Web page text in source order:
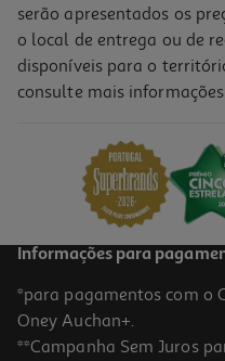
serão apresentados os
o local de entrega ou de
disponíveis para o
consulte mais informações
Informações para
*para pagamentos com o
Oney Auchan+.
**Campanha Sem Juros